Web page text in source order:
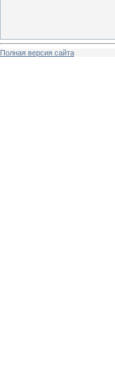
Полная версия сайта